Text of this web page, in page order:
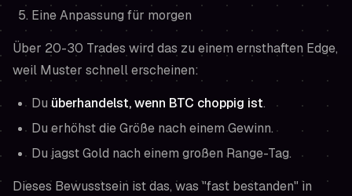
Eine Anpassung für morgen
Über 20-30 Trades wird das zu einem ernsthaften Edge,
weil Muster schnell erscheinen:
Duüberhandelst, wenn BTC choppig ist.
Du erhöhst die Größe nach einem Gewinn.
Du jagst Gold nach einem großen Range-Tag.
Dieses Bewusstsein ist das, was "fast bestanden" in